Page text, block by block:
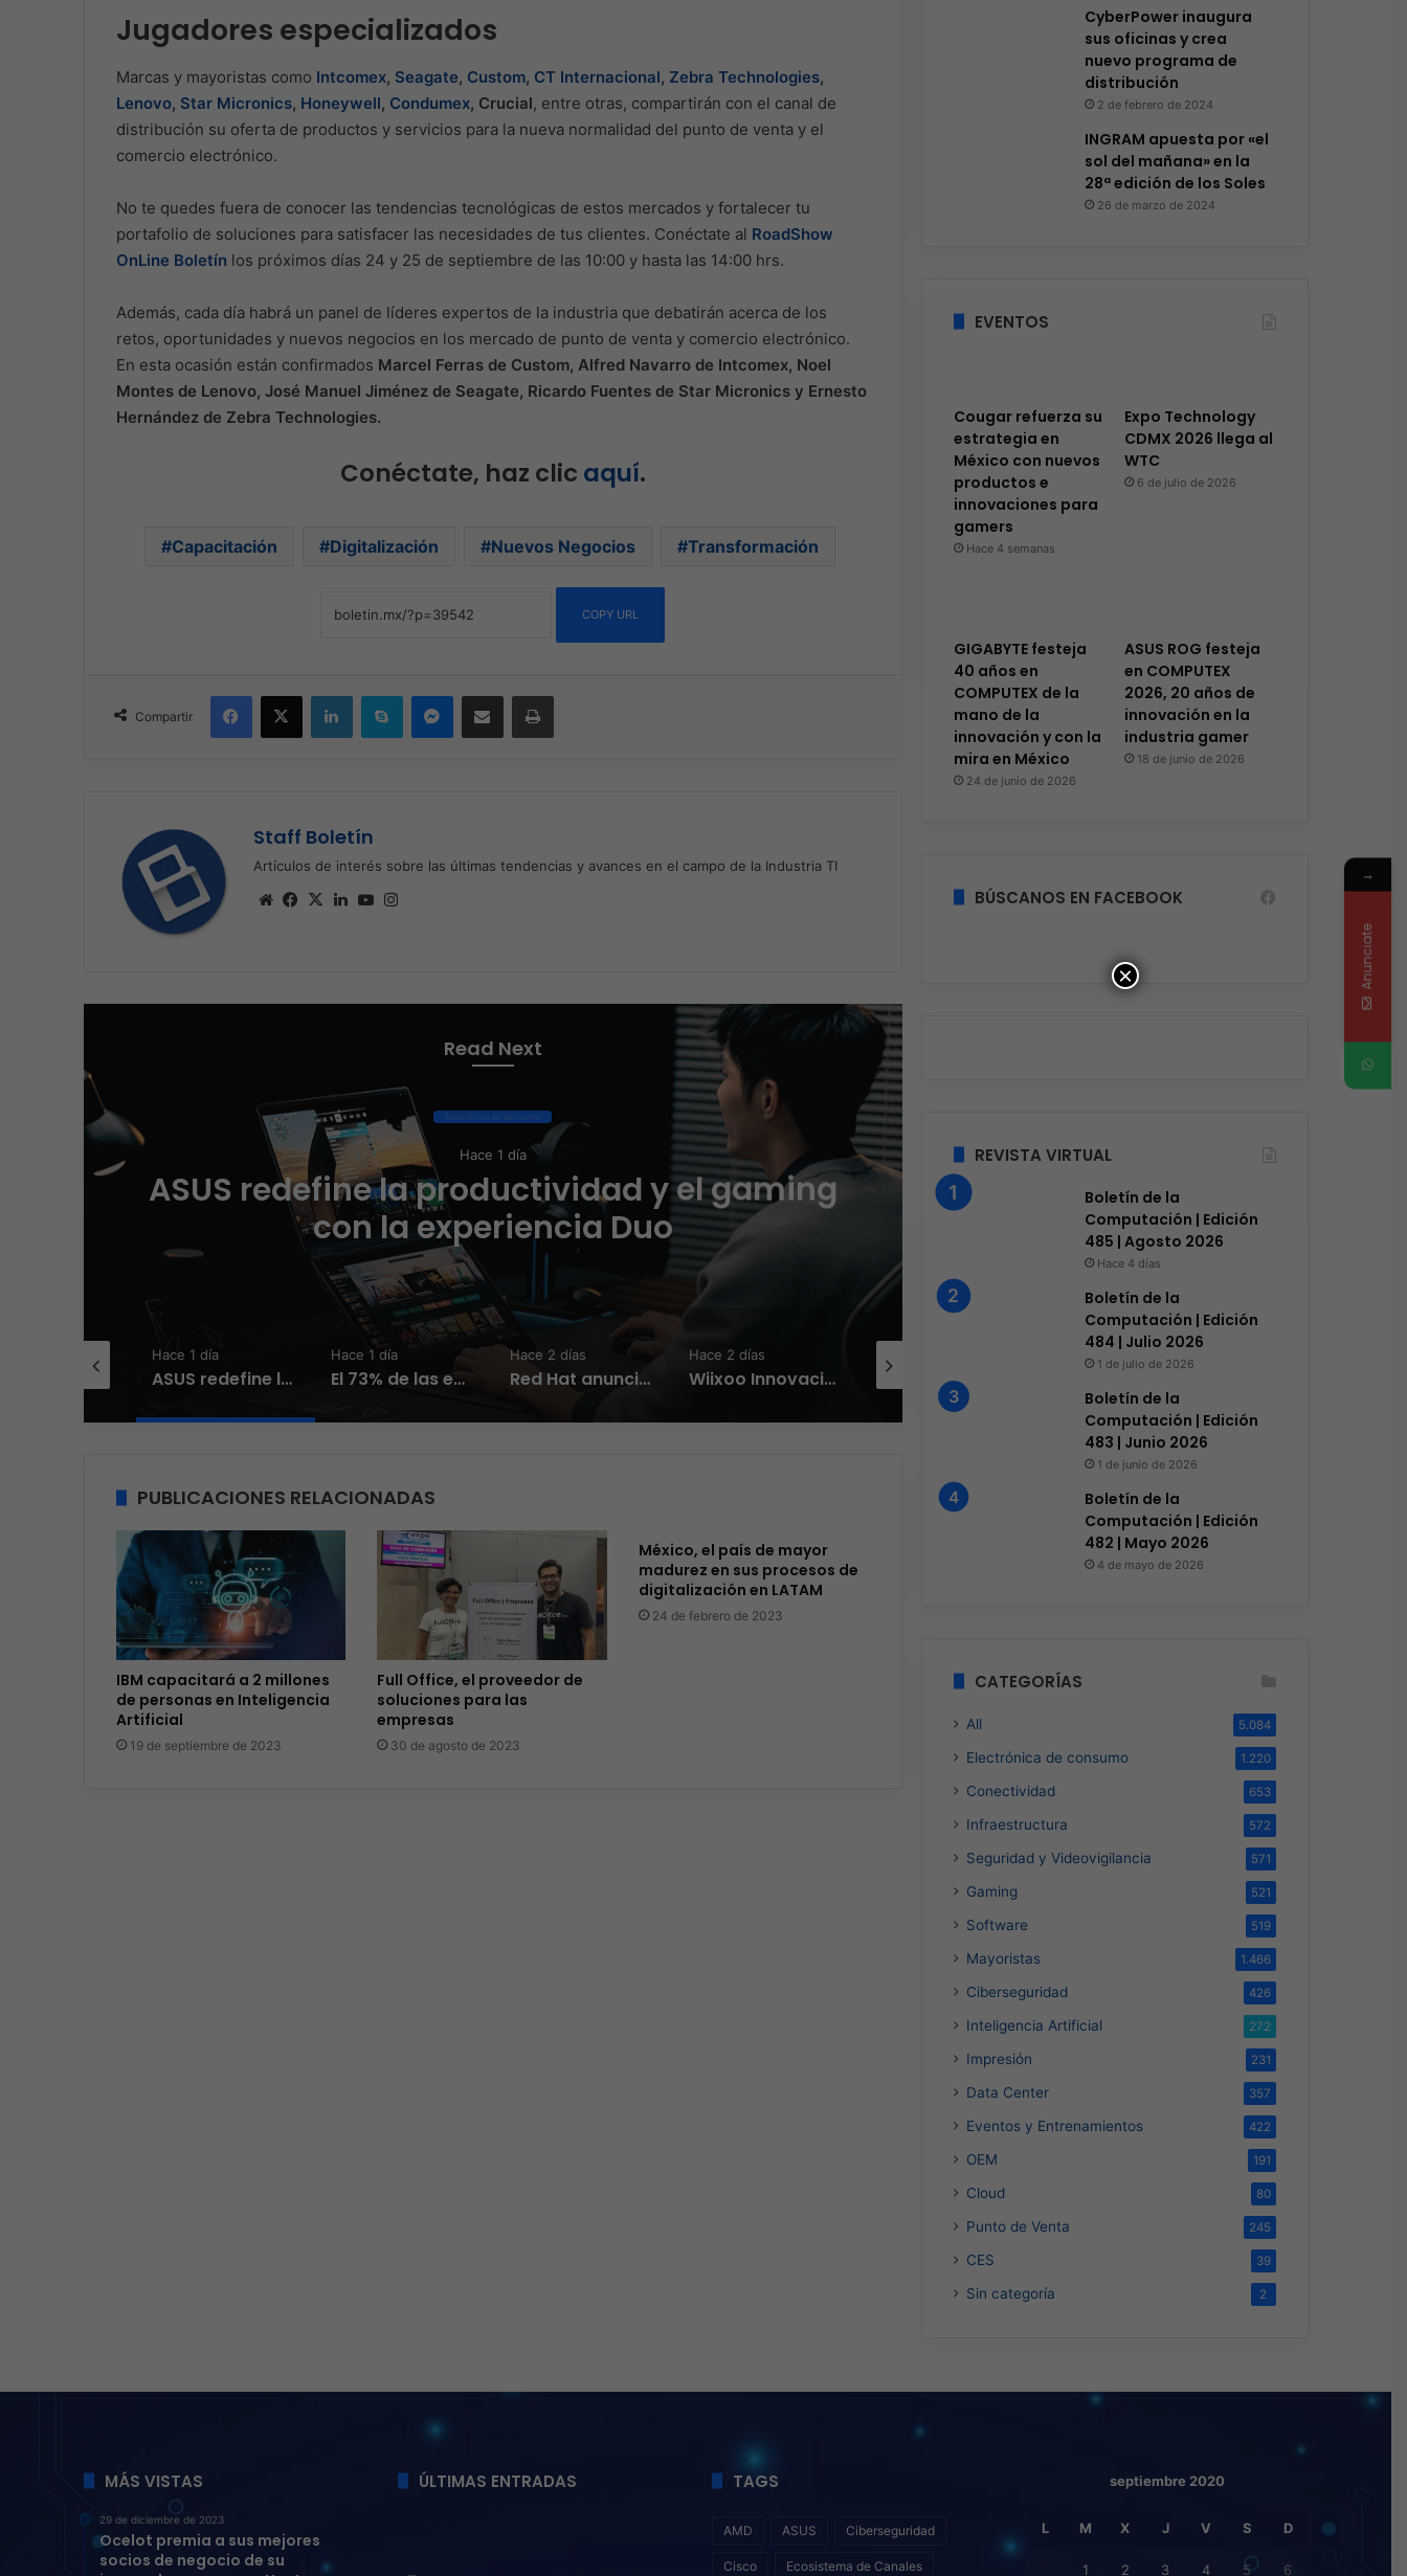
Jugadores especializados
Marcas y mayoristas como Intcomex, Seagate, Custom, CT Internacional, Zebra Technologies,
Lenovo, Star Micronics, Honeywell, Condumex, Crucial, entre otras, compartirán con el canal de
distribución su oferta de productos y servicios para la nueva normalidad del punto de venta y el
comercio electrónico.
No te quedes fuera de conocer las tendencias tecnológicas de estos mercados y fortalecer tu
portafolio de soluciones para satisfacer las necesidades de tus clientes. Conéctate al RoadShow
OnLine Boletín los próximos días 24 y 25 de septiembre de las 10:00 y hasta las 14:00 hrs.
Además, cada día habrá un panel de líderes expertos de la industria que debatirán acerca de los
retos, oportunidades y nuevos negocios en los mercado de punto de venta y comercio electrónico.
En esta ocasión están confirmados Marcel Ferras de Custom, Alfred Navarro de Intcomex, Noel
Montes de Lenovo, José Manuel Jiménez de Seagate, Ricardo Fuentes de Star Micronics y Ernesto
Hernández de Zebra Technologies.
Conéctate, haz clic aquí.
Capacitación Digitalización Nuevos Negocios Transformación
COPY URL
Compartir
Facebook
X LinkedInSkype MessengerCompartir por correo electrónicoImprimir
Staff Boletín
Artículos de interés sobre las últimas tendencias y avances en el campo de la Industria TI
SitioFacebook
X LinkedInYouTube
Read Next
Electrónica de consumo
Hace 1 día
ASUS redefine la productividad y el gaming
con la experiencia Duo
El 73% de las empresas en
que el phishing sigue
Hace 1 día
ASUS redefine la productividad y el gaming con la experiencia Duo
Hace 1 día
El 73% de las empresas en LATAM aseguran que el phishing sigue funcionando
Hace 2 días
Red Hat anuncia a Sinuhé Sánchez como nuevo Chief Architect para el norte de LATAM
Hace 2 días
Wiixoo Innovación, escalabilidad y democratización de la tecnología en México
Hace 2 días
PUBLICACIONES RELACIONADAS
IBM capacitará a 2 millones
de personas en Inteligencia
Artificial
19 de septiembre de 2023
Full Office, el proveedor de
soluciones para las
empresas
30 de agosto de 2023
México, el país de mayor
madurez en sus procesos de
digitalización en LATAM
24 de febrero de 2023
CyberPower inaugura
sus oficinas y crea
nuevo programa de
distribución
2 de febrero de 2024
INGRAM apuesta por «el
sol del mañana» en la
28ª edición de los Soles
26 de marzo de 2024
EVENTOS
Cougar refuerza su
estrategia en
México con nuevos
productos e
innovaciones para
gamers
Hace 4 semanas
Expo Technology
CDMX 2026 llega al
WTC
6 de julio de 2026
GIGABYTE festeja
40 años en
COMPUTEX de la
mano de la
innovación y con la
mira en México
24 de junio de 2026
ASUS ROG festeja
en COMPUTEX
2026, 20 años de
innovación en la
industria gamer
18 de junio de 2026
BÚSCANOS EN FACEBOOK
REVISTA VIRTUAL
Boletín de la
Computación | Edición
485 | Agosto 2026
Hace 4 días
Boletín de la
Computación | Edición
484 | Julio 2026
1 de julio de 2026
Boletín de la
Computación | Edición
483 | Junio 2026
1 de junio de 2026
Boletín de la
Computación | Edición
482 | Mayo 2026
4 de mayo de 2026
CATEGORÍAS
All 5.084
Electrónica de consumo 1.220
Conectividad 653
Infraestructura 572
Seguridad y Videovigilancia 571
Gaming 521
Software 519
Mayoristas 1.466
Ciberseguridad 426
Inteligencia Artificial 272
Impresión 231
Data Center 357
Eventos y Entrenamientos 422
OEM 191
Cloud 80
Punto de Venta 245
CES 39
Sin categoría 2
MÁS VISTAS
29 de diciembre de 2023
Ocelot premia a sus mejores
socios de negocio de su
ÚLTIMAS ENTRADAS TAGS
AMD ASUS Ciberseguridad
Cisco Ecosistema de Canales
septiembre 2020
L M X J V S D
1 2 3 4 5 6
×
→
Anunciate